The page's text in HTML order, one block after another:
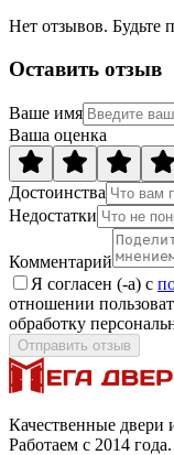
Нет отзывов. Будьте
Оставить отзыв
Ваше имя
Ваша оценка
Достоинства
Недостатки
Комментарий
Я согласен (-а) с
отношении
обработку
Отправить отзыв
Качественные двери
Работаем с 2014 года.